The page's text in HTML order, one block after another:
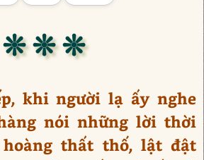
❊ ❊ ❊
khi người lạ ấy nghe
nói những lời thời
thất thố, lật đật